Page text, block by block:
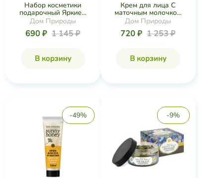
Набор косметики
подарочный Яркие...
Дом Природы
690 ₽ 1 145 ₽
В корзину
Крем для лица С
маточным молочко...
Дом Природы
720 ₽ 1 253 ₽
В корзину
-49% -9%